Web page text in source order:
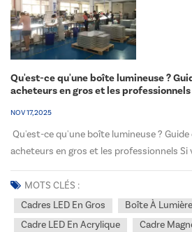
Qu'est-ce qu'une boîte lumineuse ?
acheteurs en gros et les professionnels
NOV 17, 2025
Qu'est-ce qu'une boîte lumineuse ?
acheteurs en gros et les professionnels Si
commerce de détail, la publicité ou la
probablement déjà entendu parler de
ce qu'un caisson lumineux exactement, et
MOTS CLÉS :
Cadres LED En Gros
Boîte À
Cadre LED En Acrylique
Cadre